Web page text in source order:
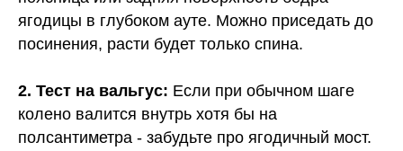
ягодицы в глубоком ауте. Можно приседать до
посинения, расти будет только спина.
2. Тест на вальгус: Если при обычном шаге
колено валится внутрь хотя бы на
полсантиметра - забудьте про ягодичный мост.